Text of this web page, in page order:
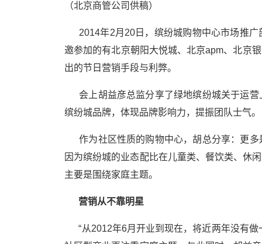
（北京商管公司供稿）
2014年2月20日，缤纷城购物中心市场推广
邀参加的有北京朝阳大悦城、北京apm、北京
出的节日营销手段与利弊。
会上胡益彦总监分享了绿地缤纷城关于运营
缤纷城品牌，体现品牌影响力，提振团队士气。
作为社区性质的购物中心，胡总分享：更多
因为缤纷城的业态配比在儿童类、餐饮类、休
主要是围绕家庭主题。
营销从不靠明星
“从2012年6月开业到现在，将近两年没有做